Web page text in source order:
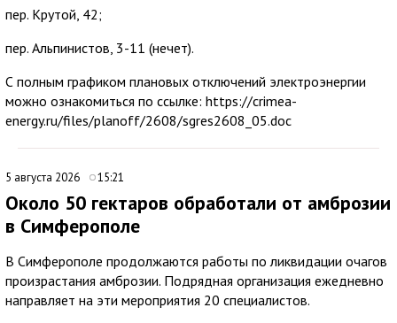
пер. Крутой, 42;
пер. Альпинистов, 3-11 (нечет).
С полным графиком плановых отключений электроэнергии
можно ознакомиться по ссылке: https://crimea-
energy.ru/files/planoff/2608/sgres2608_05.doc
5 августа 2026 15:21
Около 50 гектаров обработали от амброзии
в Симферополе
В Симферополе продолжаются работы по ликвидации очагов
произрастания амброзии. Подрядная организация ежедневно
направляет на эти мероприятия 20 специалистов.